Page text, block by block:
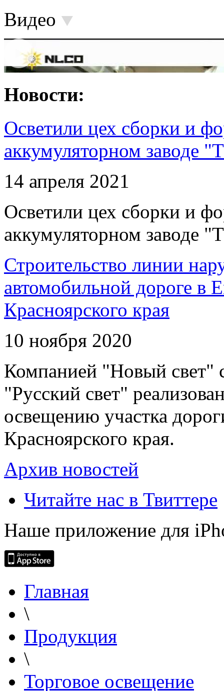
Видео
Новости:
Осветили цех сборки и
аккумуляторном заводе
14 апреля 2021
Осветили цех сборки и
аккумуляторном заводе
Строительство линии
автомобильной дороге в
Красноярского края
10 ноября 2020
Компанией "Новый свет"
"Русский свет"
освещению участка
Красноярского края.
Архив новостей
Читайте нас в Твиттере
Наше приложение для
Главная
\
Продукция
\
Торговое освещение